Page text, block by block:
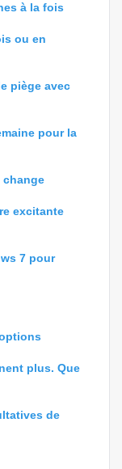
à la fois
ou en
piège avec
pour la
change
excitante
7 pour
plus. Que
de